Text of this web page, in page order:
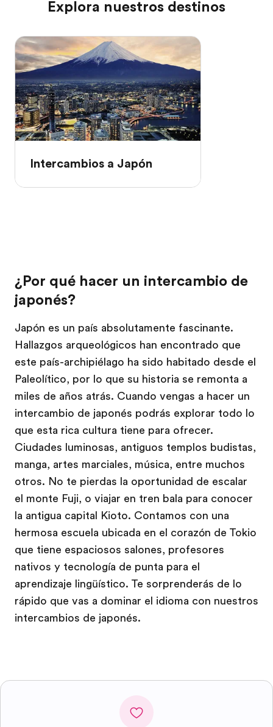
Explora nuestros destinos
Intercambios a Japón
¿Por qué hacer un intercambio de
japonés?
Japón es un país absolutamente fascinante.
Hallazgos arqueológicos han encontrado que
este país-archipiélago ha sido habitado desde el
Paleolítico, por lo que su historia se remonta a
miles de años atrás. Cuando vengas a hacer un
intercambio de japonés podrás explorar todo lo
que esta rica cultura tiene para ofrecer.
Ciudades luminosas, antiguos templos budistas,
manga, artes marciales, música, entre muchos
otros. No te pierdas la oportunidad de escalar
el monte Fuji, o viajar en tren bala para conocer
la antigua capital Kioto. Contamos con una
hermosa escuela ubicada en el corazón de Tokio
que tiene espaciosos salones, profesores
nativos y tecnología de punta para el
aprendizaje lingüístico. Te sorprenderás de lo
rápido que vas a dominar el idioma con nuestros
intercambios de japonés.